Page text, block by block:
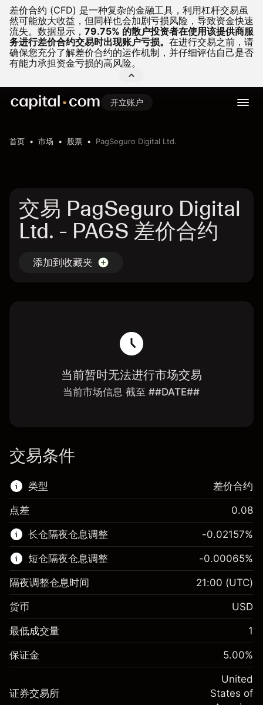
差价合约 (CFD) 是一种复杂的金融工具，利用杠杆交易虽
然可能放大收益，但同样也会加剧亏损风险，导致资金快速
流失。 数据显示， 79.75% 的散户投资者在使用该提供商服
务进行差价合约交易时出现账户亏损。 在进行交易之前，请
确保您充分了解差价合约的运作机制，并仔细评估自己是否
有能力承担资金亏损的高风险。
开立账户
首页 市场 股票 PagSeguro Digital Ltd.
交易 PagSeguro Digital
Ltd. - PAGS 差价合约
添加到收藏夹
当前暂时无法进行市场交易
当前市场信息 截至 ##DATE##
交易条件
类型
该金融市场可进行差价合约交易。
了解更多:
差价合约
差价合约
点差 0.08
长仓隔夜仓息调整
保证金。您的投资 $1,000.00
隔夜仓息
-0.021568
%
(-$4.31)
来自杠杆的资金 - 美元（大约值）
$19,000.00
-0.02157%
短仓隔夜仓息调整
保证金。您的投资 $1,000.00
隔夜仓息
-0.000654
%
(-$0.13)
-0.00065%
隔夜调整仓息时间 21:00 (UTC)
货币 USD
最低成交量 1
保证金 5.00%
证券交易所
United
States of